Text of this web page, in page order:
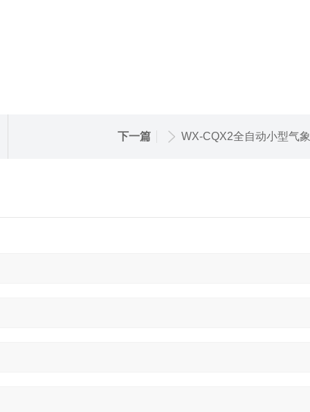
下一篇 WX-CQX2全自动小型气